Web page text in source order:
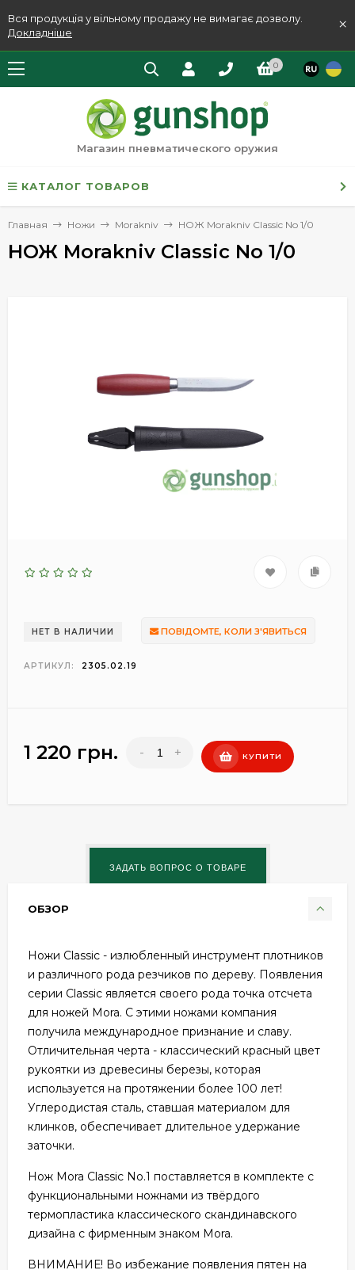
Вся продукція у вільному продажу не вимагає дозволу.
Докладніше
×
0
Магазин пневматического оружия
КАТАЛОГ ТОВАРОВ
Главная Ножи Morakniv НОЖ Morakniv Classic No 1/0
НОЖ Morakniv Classic No 1/0
НЕТ В НАЛИЧИИ ПОВІДОМТЕ, КОЛИ З'ЯВИТЬСЯ
АРТИКУЛ: 2305.02.19
1 220 грн. - + КУПИТИ
ОБЗОР
Ножи Classic - излюбленный инструмент плотников
и различного рода резчиков по дереву. Появления
серии Classic является своего рода точка отсчета
для ножей Mora. С этими ножами компания
получила международное признание и славу.
Отличительная черта - классический красный цвет
рукоятки из древесины березы, которая
используется на протяжении более 100 лет!
Углеродистая сталь, ставшая материалом для
клинков, обеспечивает длительное удержание
заточки.
Нож Mora Classic No.1 поставляется в комплекте с
функциональными ножнами из твёрдого
термопластика классического скандинавского
дизайна с фирменным знаком Mora.
ВНИМАНИЕ! Во избежание появления пятен на